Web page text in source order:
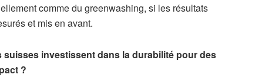
comme du greenwashing, si les résultats
et mis en avant.
suisses investissent dans la durabilité pour des
?